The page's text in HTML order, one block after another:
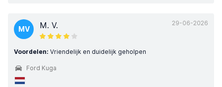
29-06-2026
MV M. V.
Voordelen: Vriendelijk en duidelijk geholpen
Ford Kuga